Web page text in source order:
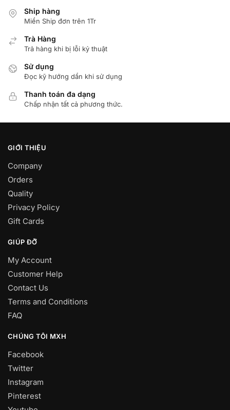
Ship hàng
Miển Ship đơn trên 1Tr
Trà Hàng
Trả hàng khi bị lỗi kỷ thuật
Sử dụng
Đọc kỹ hướng dẩn khi sử dụng
Thanh toán đa dạng
Chấp nhận tất cả phương thức.
GIỚI THIỆU
Company
Orders
Quality
Privacy Policy
Gift Cards
GIÚP ĐỠ
My Account
Customer Help
Contact Us
Terms and Conditions
FAQ
CHÚNG TÔI MXH
Facebook
Twitter
Instagram
Pinterest